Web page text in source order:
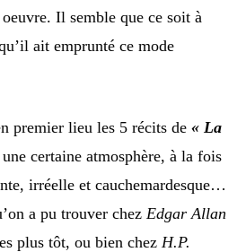
Il semble que ce soit à
ait emprunté ce mode
premier lieu les 5 récits de « La
une certaine atmosphère, à la fois
irréelle et cauchemardesque…
a pu trouver chez Edgar Allan
plus tôt, ou bien chez H.P.